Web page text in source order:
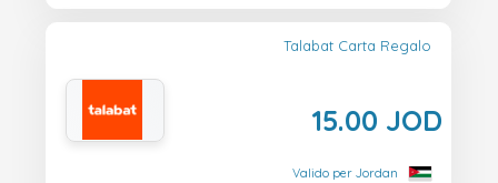
Talabat Carta Regalo
15.00 JOD
Valido per Jordan